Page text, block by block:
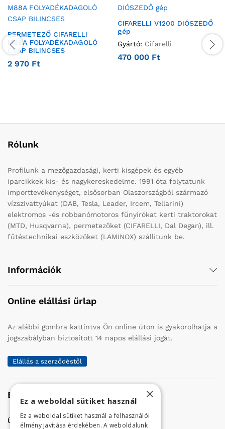
PERMETEZŐ CIFARELLI
M88A FOLYADÉKADAGOLÓ
CSAP BILINCSES
2 970 Ft
CIFARELLI V1200 DIÓSZEDŐ
gép
Gyártó: Cifarelli
470 000 Ft
Rólunk
Profilunk a mezőgazdasági, kerti kisgépek és egyéb
iparcikkek kis- és nagykereskedelme. 1991 óta folytatunk
importtevékenységet, elsősorban Olaszországból származó
vízszivattyúkat (DAB, Tesla, Leader, Ircem, Tellarini)
elektromos -és robbanómotoros fűnyírókat kerti traktorokat
(MTD, Husqvarna), permetezőket (CIFARELLI, Dal Degan), ill.
fűtéstechnikai eszközöket (LAMINOX) szállítunk be.
Információk
Online elállási űrlap
Az alábbi gombra kattintva Ön online úton is gyakorolhatja a
jogszabályban biztosított 14 napos elállási jogát.
Elállás a szerződéstől
Elérhetőség
Üzletünk címe:Szolnok, Vércse út 17.
×
Ez a weboldal sütiket használ
Ez a weboldal sütiket használ a felhasználói
élmény javítása érdekében. A weboldalunk